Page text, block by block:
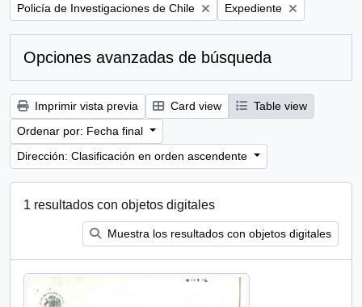
Remove filter:
Policía de Investigaciones de Chile Remove filter:
Expediente
Opciones avanzadas de búsqueda
Imprimir vista previa Card view
Table view
Ordenar por: Fecha final
Dirección: Clasificación en orden ascendente
1 resultados con objetos digitales
Muestra los resultados con objetos digitales